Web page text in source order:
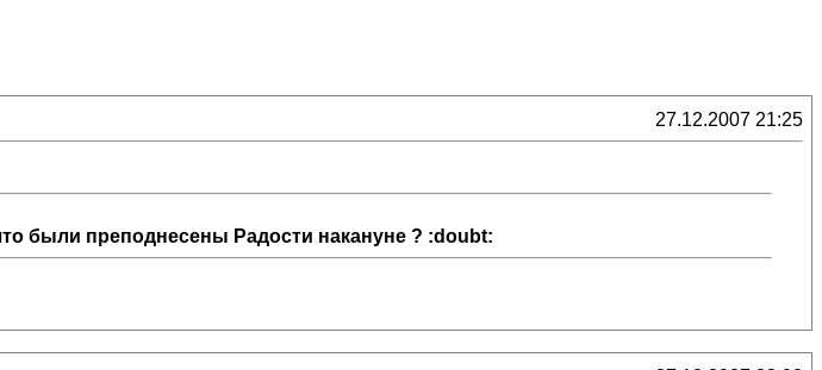
27.12.2007 21:25
были преподнесены Радости накануне ? :doubt: